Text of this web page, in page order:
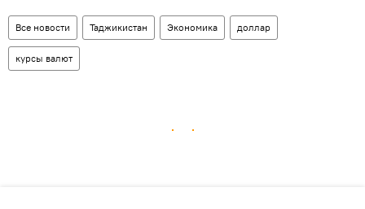
Все новости Таджикистан Экономика доллар
курсы валют